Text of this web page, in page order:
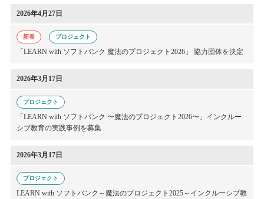
2026年4月27日
新着 プロジェクト
「LEARN with ソフトバンク 魔法のプロジェクト2026」 協力団体を決定
2026年3月17日
プロジェクト
「LEARN with ソフトバンク 〜魔法のプロジェクト2026〜」 インクルー
シブ教育の実践事例を募集
2026年3月17日
プロジェクト
LEARN with ソフトバンク～魔法のプロジェクト2025～ インクルーシブ教